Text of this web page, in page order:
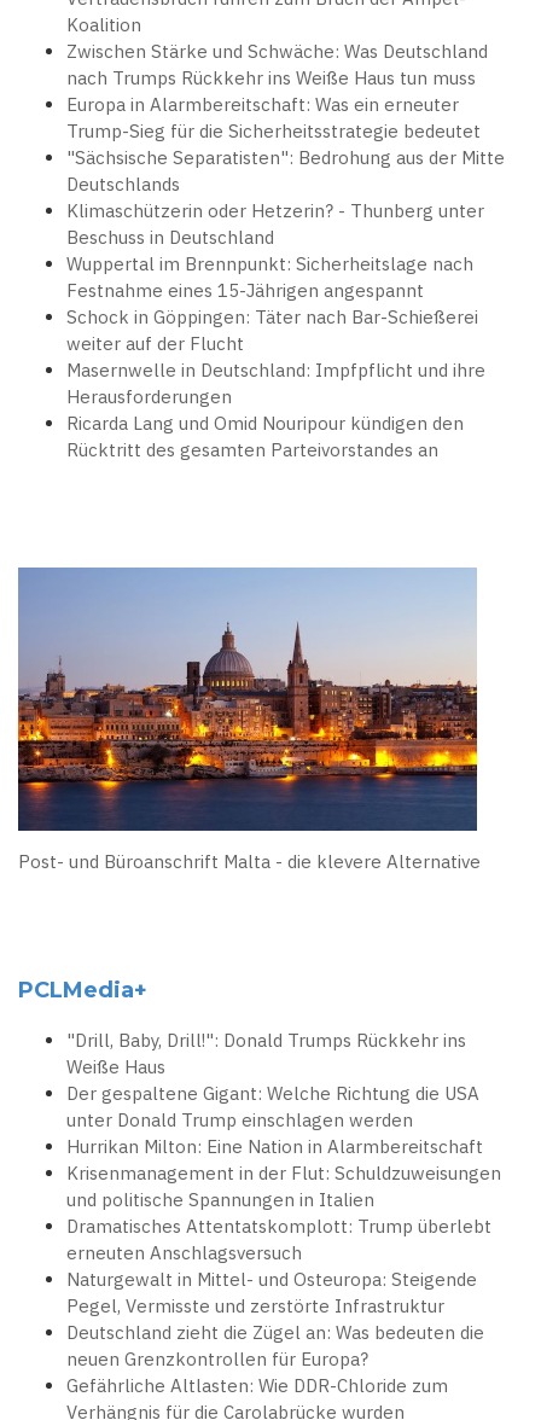
Koalition
Zwischen Stärke und Schwäche: Was Deutschland
nach Trumps Rückkehr ins Weiße Haus tun muss
Europa in Alarmbereitschaft: Was ein erneuter
Trump-Sieg für die Sicherheitsstrategie bedeutet
"Sächsische Separatisten": Bedrohung aus der Mitte
Deutschlands
Klimaschützerin oder Hetzerin? - Thunberg unter
Beschuss in Deutschland
Wuppertal im Brennpunkt: Sicherheitslage nach
Festnahme eines 15-Jährigen angespannt
Schock in Göppingen: Täter nach Bar-Schießerei
weiter auf der Flucht
Masernwelle in Deutschland: Impfpflicht und ihre
Herausforderungen
Ricarda Lang und Omid Nouripour kündigen den
Rücktritt des gesamten Parteivorstandes an
Post- und Büroanschrift Malta - die klevere Alternative
PCLMedia+
"Drill, Baby, Drill!": Donald Trumps Rückkehr ins
Weiße Haus
Der gespaltene Gigant: Welche Richtung die USA
unter Donald Trump einschlagen werden
Hurrikan Milton: Eine Nation in Alarmbereitschaft
Krisenmanagement in der Flut: Schuldzuweisungen
und politische Spannungen in Italien
Dramatisches Attentatskomplott: Trump überlebt
erneuten Anschlagsversuch
Naturgewalt in Mittel- und Osteuropa: Steigende
Pegel, Vermisste und zerstörte Infrastruktur
Deutschland zieht die Zügel an: Was bedeuten die
neuen Grenzkontrollen für Europa?
Gefährliche Altlasten: Wie DDR-Chloride zum
Verhängnis für die Carolabrücke wurden